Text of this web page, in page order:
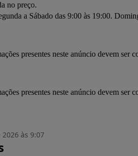
no preço.
a Sábado das 9:00 às 19:00.
presentes neste anúncio devem ser
presentes neste anúncio devem ser
às 9:07